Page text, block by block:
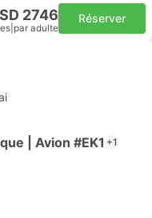
2746
par adulte
Réserver
| Avion #EK1 +1